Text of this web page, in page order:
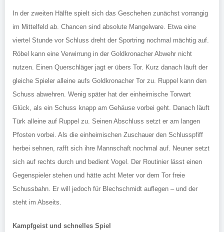
In der zweiten Hälfte spielt sich das Geschehen zunächst vorrangig
im Mittelfeld ab. Chancen sind absolute Mangelware. Etwa eine
viertel Stunde vor Schluss dreht der Sportring nochmal mächtig auf.
Röbel kann eine Verwirrung in der Goldkronacher Abwehr nicht
nutzen. Einen Querschläger jagt er übers Tor. Kurz danach läuft der
gleiche Spieler alleine aufs Goldkronacher Tor zu. Ruppel kann den
Schuss abwehren. Wenig später hat der einheimische Torwart
Glück, als ein Schuss knapp am Gehäuse vorbei geht. Danach läuft
Türk alleine auf Ruppel zu. Seinen Abschluss setzt er am langen
Pfosten vorbei. Als die einheimischen Zuschauer den Schlusspfiff
herbei sehnen, rafft sich ihre Mannschaft nochmal auf. Neuner setzt
sich auf rechts durch und bedient Vogel. Der Routinier lässt einen
Gegenspieler stehen und hätte acht Meter vor dem Tor freie
Schussbahn. Er will jedoch für Blechschmidt auflegen – und der
steht im Abseits.
Kampfgeist und schnelles Spiel